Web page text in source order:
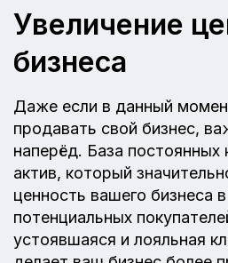
Увеличение
бизнеса
Даже если в данный
продавать свой бизнес,
наперёд. База
актив, который
ценность вашего бизнеса в
потенциальных
устоявшаяся и лояльная